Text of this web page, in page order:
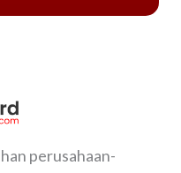
perusahaan-